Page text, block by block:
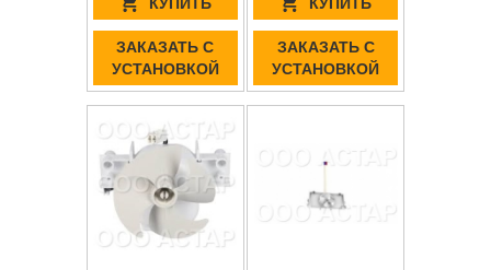
ЗАКАЗАТЬ С
УСТАНОВКОЙ
ЗАКАЗАТЬ С
УСТАНОВКОЙ